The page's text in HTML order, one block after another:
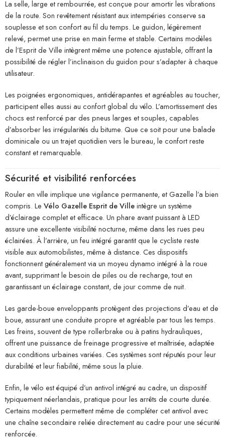
La selle, large et rembourrée, est conçue pour amortir les vibrations
de la route. Son revêtement résistant aux intempéries conserve sa
souplesse et son confort au fil du temps. Le guidon, légèrement
relevé, permet une prise en main ferme et stable. Certains modèles
de l’Esprit de Ville intègrent même une potence ajustable, offrant la
possibilité de régler l’inclinaison du guidon pour s’adapter à chaque
utilisateur.
Les poignées ergonomiques, antidérapantes et agréables au toucher,
participent elles aussi au confort global du vélo. L’amortissement des
chocs est renforcé par des pneus larges et souples, capables
d’absorber les irrégularités du bitume. Que ce soit pour une balade
dominicale ou un trajet quotidien vers le bureau, le confort reste
constant et remarquable.
Sécurité et visibilité renforcées
Rouler en ville implique une vigilance permanente, et Gazelle l’a bien
compris. Le Vélo Gazelle Esprit de Villeintègre un système
d’éclairage complet et efficace. Un phare avant puissant à LED
assure une excellente visibilité nocturne, même dans les rues peu
éclairées. À l’arrière, un feu intégré garantit que le cycliste reste
visible aux automobilistes, même à distance. Ces dispositifs
fonctionnent généralement via un moyeu dynamo intégré à la roue
avant, supprimant le besoin de piles ou de recharge, tout en
garantissant un éclairage constant, de jour comme de nuit.
Les garde-boue enveloppants protègent des projections d’eau et de
boue, assurant une conduite propre et agréable par tous les temps.
Les freins, souvent de type rollerbrake ou à patins hydrauliques,
offrent une puissance de freinage progressive et maîtrisée, adaptée
aux conditions urbaines variées. Ces systèmes sont réputés pour leur
durabilité et leur fiabilité, même sous la pluie.
Enfin, le vélo est équipé d’un antivol intégré au cadre, un dispositif
typiquement néerlandais, pratique pour les arrêts de courte durée.
Certains modèles permettent même de compléter cet antivol avec
une chaîne secondaire reliée directement au cadre pour une sécurité
renforcée.